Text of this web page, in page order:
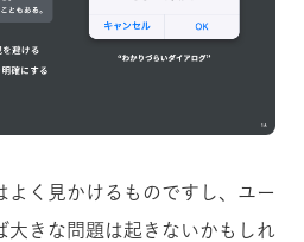
よく見かけるものですし、ユー
大きな問題は起きないかもしれ